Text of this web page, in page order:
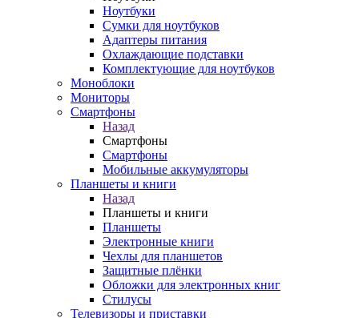
Ноутбуки
Сумки для ноутбуков
Адаптеры питания
Охлаждающие подставки
Комплектующие для ноутбуков
Моноблоки
Мониторы
Смартфоны
Назад
Смартфоны
Смартфоны
Мобильные аккумуляторы
Планшеты и книги
Назад
Планшеты и книги
Планшеты
Электронные книги
Чехлы для планшетов
Защитные плёнки
Обложки для электронных книг
Стилусы
Телевизоры и приставки